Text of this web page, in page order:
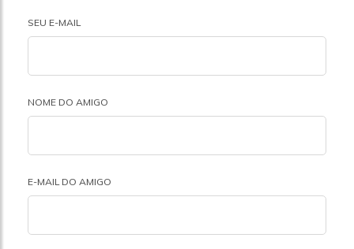
SEU E-MAIL
NOME DO AMIGO
E-MAIL DO AMIGO